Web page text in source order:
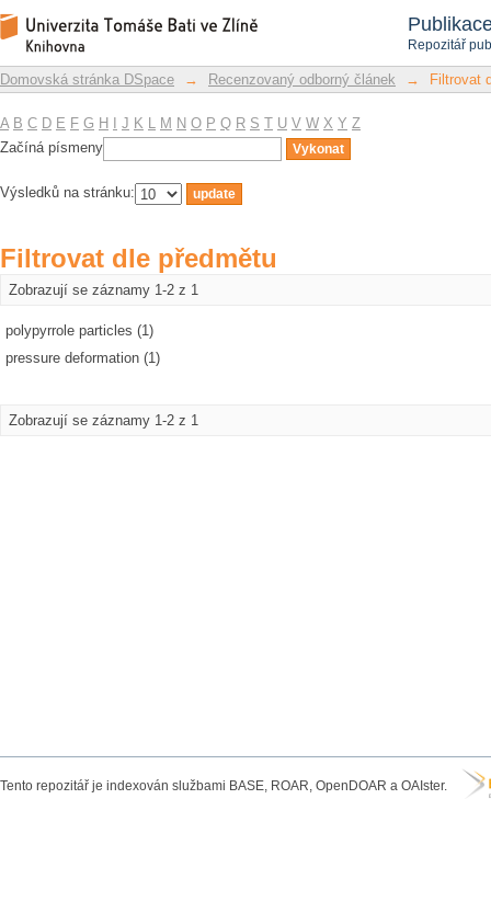
Repozitář
Filtrovat dle předmětu
Repozitář DSpace/Manakin
Domovská stránka DSpace → Recenzovaný odborný článek → Filtrovat
A B C D E F G H J K L M N O P Q R S T U V W X Y Z
Začíná písmeny
Výsledků na stránku:
Filtrovat dle předmětu
Zobrazují se záznamy 1-2 z 1
polypyrrole particles (1)
pressure deformation (1)
Zobrazují se záznamy 1-2 z 1
Tento repozitář je indexován službami BASE, ROAR, OpenDOAR a OAIster.